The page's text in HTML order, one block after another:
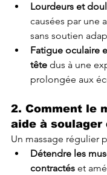
Lourdeurs et
causées par une
sans soutien
Fatigue oculaire
tête dus à une
prolongée aux
2. Comment le
aide à soulager
Un massage régulier
Détendre les
contractés et